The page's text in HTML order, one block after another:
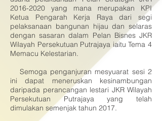
2016-2020 yang mana merupakan KPI
Ketua Pengarah Kerja Raya dari segi
pelaksanaan bangunan hijau dan selaras
dengan sasaran dalam Pelan Bisnes JKR
Wilayah Persekutuan Putrajaya iaitu Tema 4
Memacu Kelestarian.
Semoga penganjuran mesyuarat sesi 2
ini dapat meneruskan kesinambungan
daripada perancangan lestari JKR Wilayah
Persekutuan Putrajaya yang telah
dimulakan semenjak tahun 2017.